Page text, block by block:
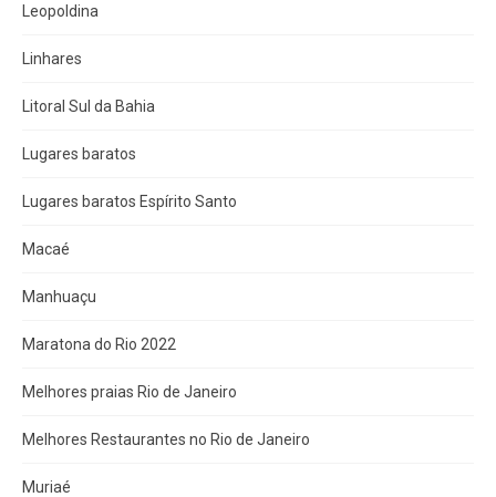
Leopoldina
Linhares
Litoral Sul da Bahia
Lugares baratos
Lugares baratos Espírito Santo
Macaé
Manhuaçu
Maratona do Rio 2022
Melhores praias Rio de Janeiro
Melhores Restaurantes no Rio de Janeiro
Muriaé